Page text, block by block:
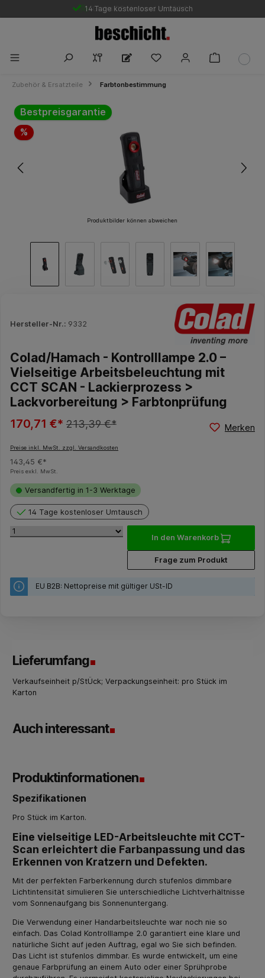
Gratis DE-Versand ab 250 €
14 Tage kostenloser Umtausch
Zubehör & Ersatzteile Farbtonbestimmung
Bildergalerie überspringen
Bestpreisgarantie
%
Produktbilder können abweichen
Hersteller-Nr.: 9332
Colad/Hamach - Kontrolllampe 2.0 –
Vielseitige Arbeitsbeleuchtung mit
CCT SCAN - Lackierprozess >
Lackvorbereitung > Farbtonprüfung
170,71 €* 213,39 €* Merken
Preise inkl. MwSt. zzgl. Versandkosten
143,45 €*
Preis exkl. MwSt.
Versandfertig in 1-3 Werktage
14 Tage kostenloser Umtausch
In den Warenkorb
Frage zum Produkt
EU B2B: Nettopreise mit gültiger USt-ID
Lieferumfang
Verkaufseinheit p/StÜck; Verpackungseinheit: pro Stück im
Karton
Auch interessant
Produktinformationen
Spezifikationen
Pro Stück im Karton.
Eine vielseitige LED-Arbeitsleuchte mit CCT-
Scan erleichtert die Farbanpassung und das
Erkennen von Kratzern und Defekten.
Mit der perfekten Farberkennung durch stufenlos dimmbare
Lichtintensität simulieren Sie unterschiedliche Lichtverhältnisse
vom Sonnenaufgang bis Sonnenuntergang.
Die Verwendung einer Handarbeitsleuchte war noch nie so
einfach. Das Colad Kontrolllampe 2.0 garantiert eine klare und
natürliche Sicht auf jeden Auftrag, egal wo Sie sich befinden.
Das Licht ist stufenlos dimmbar. Es wurde entwickelt, um eine
genaue Farbprüfung an einem Auto oder einer Sprühprobe